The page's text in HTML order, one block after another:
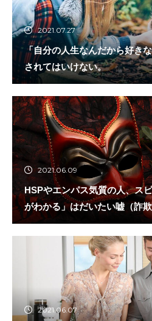
2021.07.27
「自分の人生なんだから好き
されてはいけない。
2021.06.09
HSPやエンパス気質の人、ス
がわかる」はだいたい嘘（詐
2021.06.07